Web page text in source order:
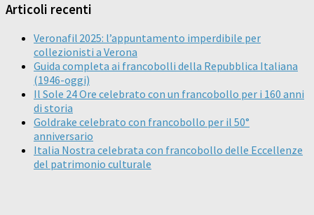
Articoli recenti
Veronafil 2025: l’appuntamento imperdibile per
collezionisti a Verona
Guida completa ai francobolli della Repubblica Italiana
(1946-oggi)
Il Sole 24 Ore celebrato con un francobollo per i 160 anni
di storia
Goldrake celebrato con francobollo per il 50°
anniversario
Italia Nostra celebrata con francobollo delle Eccellenze
del patrimonio culturale